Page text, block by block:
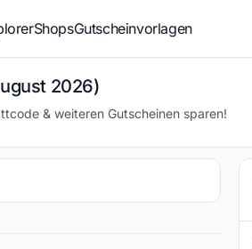
ShopsGutscheinvorlagen
2026)
& weiteren Gutscheinen sparen!